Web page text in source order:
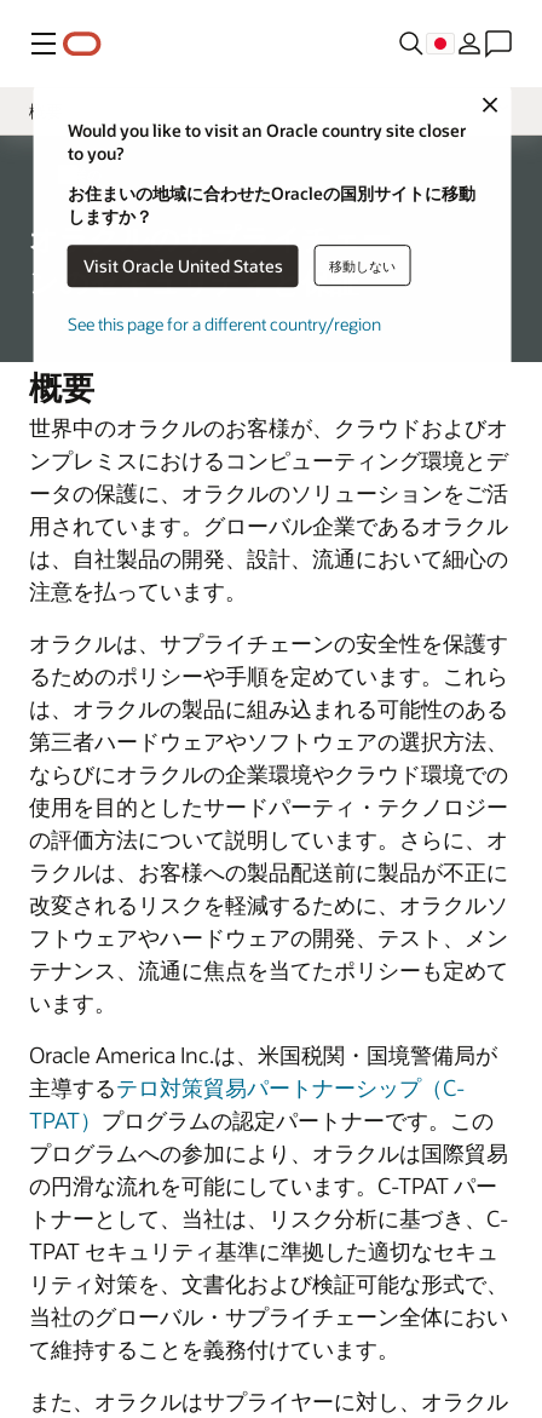
メニュー
Close
Would you like to visit an Oracle country site closer
to you?
お住まいの地域に合わせたOracleの国別サイトに移動
しますか？
Visit Oracle United States 移動しない
See this page for a different country/region
概要
サプライヤーセキュリティ
ハードウェアセキュリティと保証
オラクルのサプライチェー
ンのセキュリティと保証
概要
世界中のオラクルのお客様が、クラウドおよびオ
ンプレミスにおけるコンピューティング環境とデ
ータの保護に、オラクルのソリューションをご活
用されています。グローバル企業であるオラクル
は、自社製品の開発、設計、流通において細心の
注意を払っています。
オラクルは、サプライチェーンの安全性を保護す
るためのポリシーや手順を定めています。これら
は、オラクルの製品に組み込まれる可能性のある
第三者ハードウェアやソフトウェアの選択方法、
ならびにオラクルの企業環境やクラウド環境での
使用を目的としたサードパーティ・テクノロジー
の評価方法について説明しています。さらに、オ
ラクルは、お客様への製品配送前に製品が不正に
改変されるリスクを軽減するために、オラクルソ
フトウェアやハードウェアの開発、テスト、メン
テナンス、流通に焦点を当てたポリシーも定めて
います。
Oracle America Inc.は、米国税関・国境警備局が
主導するテロ対策貿易パートナーシップ（C-
TPAT） プログラムの認定パートナーです。この
プログラムへの参加により、オラクルは国際貿易
の円滑な流れを可能にしています。C-TPAT パー
トナーとして、当社は、リスク分析に基づき、C-
TPAT セキュリティ基準に準拠した適切なセキュ
リティ対策を、文書化および検証可能な形式で、
当社のグローバル・サプライチェーン全体におい
て維持することを義務付けています。
また、オラクルはサプライヤーに対し、オラクル